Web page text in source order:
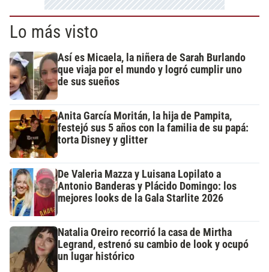
Lo más visto
Así es Micaela, la niñera de Sarah Burlando
que viaja por el mundo y logró cumplir uno
de sus sueños
Anita García Moritán, la hija de Pampita,
festejó sus 5 años con la familia de su papá:
torta Disney y glitter
De Valeria Mazza y Luisana Lopilato a
Antonio Banderas y Plácido Domingo: los
mejores looks de la Gala Starlite 2026
Natalia Oreiro recorrió la casa de Mirtha
Legrand, estrenó su cambio de look y ocupó
un lugar histórico